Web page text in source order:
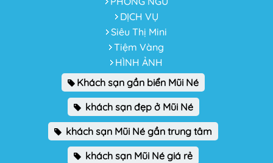
DỊCH VỤ
Siêu Thị Mini
Tiệm Vàng
HÌNH ẢNH
Khách sạn gần biển Mũi Né
khách sạn đẹp ở Mũi Né
khách sạn Mũi Né gần trung tâm
khách sạn Mũi Né giá rẻ